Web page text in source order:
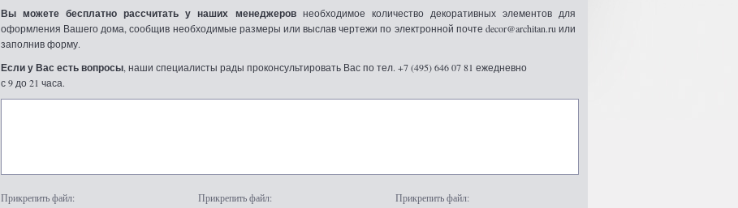
Вы можете бесплатно рассчитать у наших менеджеровнеобходимое количество декоративных элементов для
оформления Вашего дома, сообщив необходимые размеры или выслав чертежи по электронной почте decor@architan.ru или
заполнив форму.
Если у Вас есть вопросы , наши специалисты рады проконсультировать Вас по тел. +7 (495) 646 07 81 ежедневно
с 9 до 21 часа.
Прикрепить файл: Прикрепить файл: Прикрепить файл: